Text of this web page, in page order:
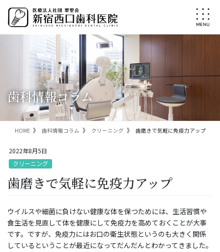
ン
ー
歯科情報コラム
HOME 歯科情報コラム クリーニング 歯磨きで気軽に免疫力アップ
2022年8月5日
クリーニング
歯磨きで気軽に免疫力アップ
ウイルスや細菌に負けない健康な体を保つためには、生活習慣や
食生活を見直して体を健康にして免疫力を高めておくことが大事
です。ですが、免疫力にはお口の衛生状態というのも大きく関係
しているということが最近になってだんだんとわかってきました。